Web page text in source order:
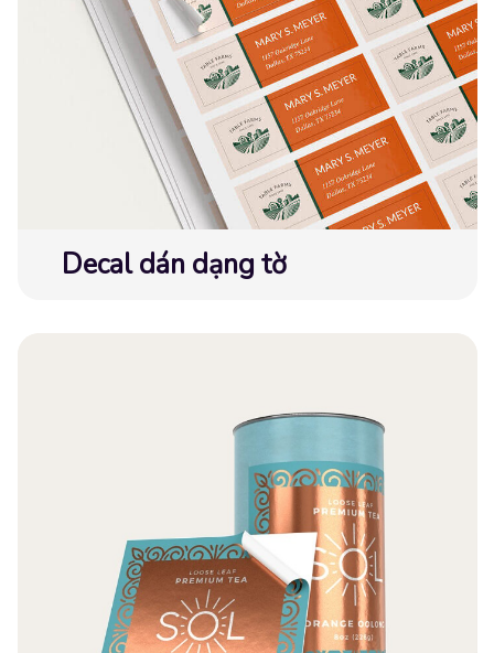
Decal dán dạng tờ